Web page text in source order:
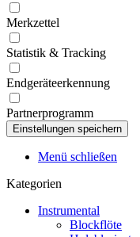
Merkzettel
Statistik & Tracking
Endgeräteerkennung
Partnerprogramm
Menü schließen
Kategorien
Instrumental
Blockflöte